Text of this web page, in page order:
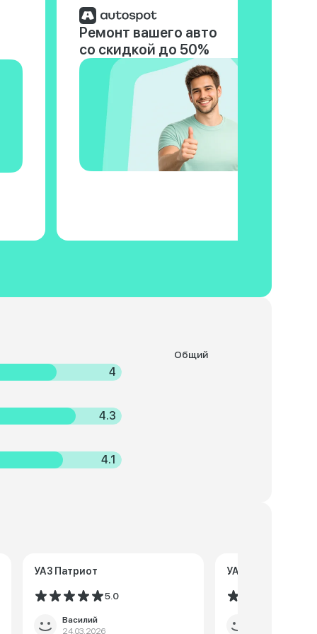
Ремонт вашего авто
со скидкой до 50%
4
4.3
4.1
Общий
УАЗ Патриот
5.0
Василий
24.03.2026
УАЗ Патриот